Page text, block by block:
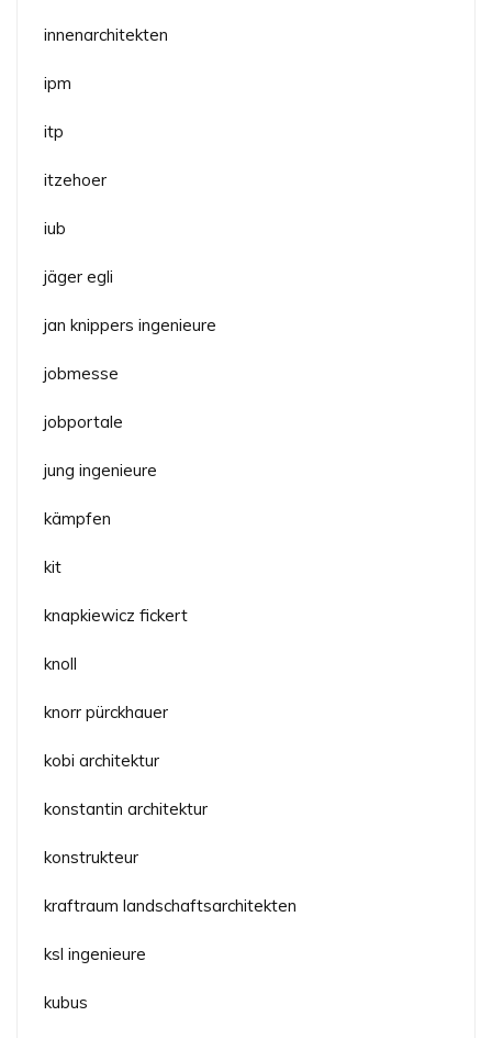
innenarchitekten
ipm
itp
itzehoer
iub
jäger egli
jan knippers ingenieure
jobmesse
jobportale
jung ingenieure
kämpfen
kit
knapkiewicz fickert
knoll
knorr pürckhauer
kobi architektur
konstantin architektur
konstrukteur
kraftraum landschaftsarchitekten
ksl ingenieure
kubus